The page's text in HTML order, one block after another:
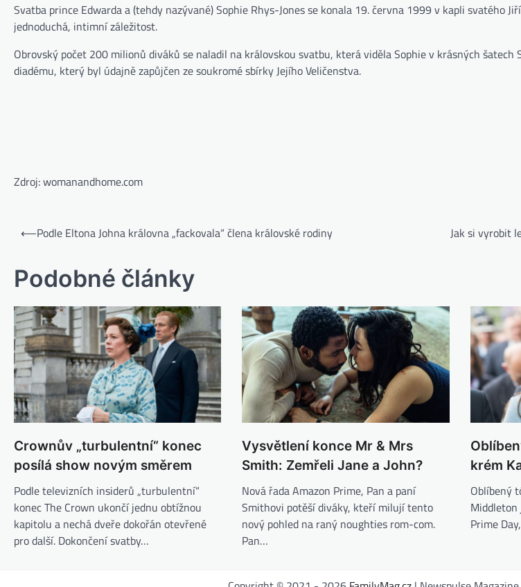
Svatba prince Edwarda a (tehdy nazývané) Sophie Rhys-Jones se konala 19. června 1999 v kapli svatého
jednoduchá, intimní záležitost.
Obrovský počet 200 milionů diváků se naladil na královskou svatbu, která viděla Sophie v krásných
diadému, který byl údajně zapůjčen ze soukromé sbírky Jejího Veličenstva.
Zdroj: womanandhome.com
⟵Podle Eltona Johna královna „fackovala“ člena královské rodiny Jak si vyrobit
Podobné články
Crownův „turbulentní“ konec
posílá show novým směrem
Podle televizních insiderů „turbulentní“
konec The Crown ukončí jednu obtížnou
kapitolu a nechá dveře dokořán otevřené
pro další. Dokončení svatby…
Vysvětlení konce Mr & Mrs
Smith: Zemřeli Jane a John?
Nová řada Amazon Prime, Pan a paní
Smithovi potěší diváky, kteří milují tento
nový pohled na raný noughties rom-com.
Pan…
krém
Oblíbený
Middleton
Prime